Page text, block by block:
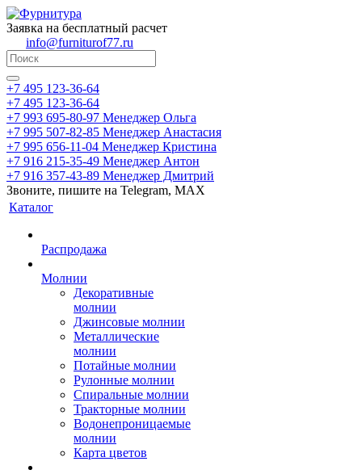
Заявка на бесплатный расчет
info@furniturof77.ru
+7 495 123-36-64
+7 495 123-36-64
+7 993 695-80-97 Менеджер Ольга
+7 995 507-82-85 Менеджер Анастасия
+7 995 656-11-04 Менеджер Кристина
+7 916 215-35-49 Менеджер Антон
+7 916 357-43-89 Менеджер Дмитрий
Звоните, пишите на Telegram, MAX
Каталог
Распродажа
Молнии
Декоративные
молнии
Джинсовые молнии
Металлические
молнии
Потайные молнии
Рулонные молнии
Спиральные молнии
Тракторные молнии
Водонепроницаемые
молнии
Карта цветов